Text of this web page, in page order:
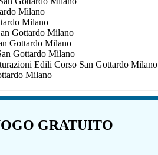
Milano
Milano
Gottardo Milano
Gottardo Milano
Gottardo Milano
Edili Corso San Gottardo Milano
Milano
GRATUITO